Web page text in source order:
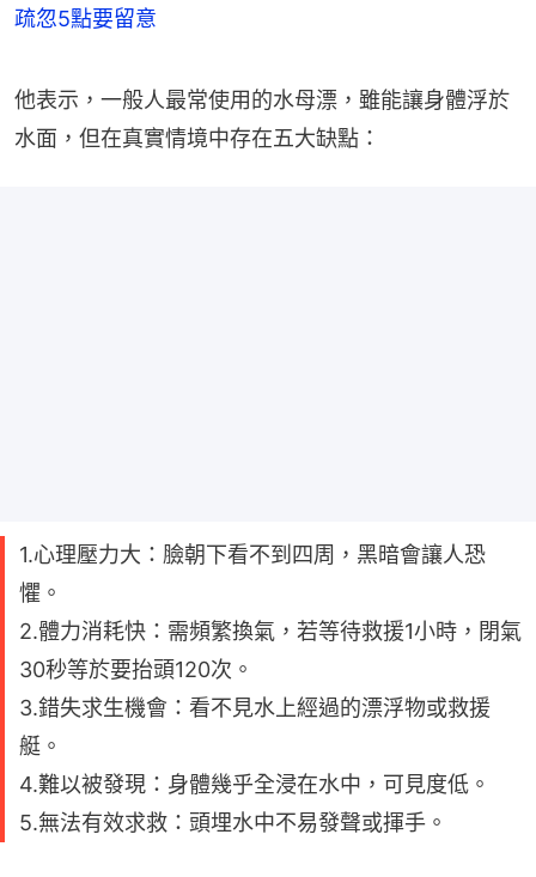
疏忽5點要留意
他表示，一般人最常使用的水母漂，雖能讓身體浮於
水面，但在真實情境中存在五大缺點：
1.心理壓力大：臉朝下看不到四周，黑暗會讓人恐
懼。
2.體力消耗快：需頻繁換氣，若等待救援1小時，閉氣
30秒等於要抬頭120次。
3.錯失求生機會：看不見水上經過的漂浮物或救援
艇。
4.難以被發現：身體幾乎全浸在水中，可見度低。
5.無法有效求救：頭埋水中不易發聲或揮手。